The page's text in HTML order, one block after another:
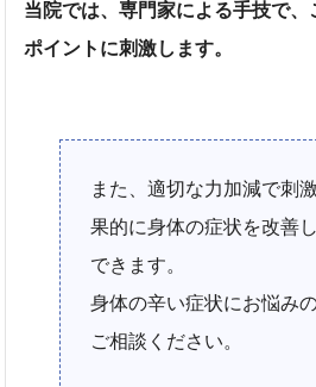
当院では、専門家による手技で
ポイントに刺激します。
また、適切な力加減で刺
果的に身体の症状を改善
できます。
身体の辛い症状にお悩み
ご相談ください。